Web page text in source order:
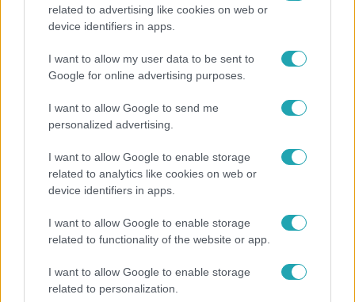
related to advertising like cookies on web or
device identifiers in apps.
I want to allow my user data to be sent to
Google for online advertising purposes.
I want to allow Google to send me
personalized advertising.
I want to allow Google to enable storage
related to analytics like cookies on web or
device identifiers in apps.
I want to allow Google to enable storage
related to functionality of the website or app.
I want to allow Google to enable storage
related to personalization.
"Nem beszélek már vele évek óta" - Édesapja
kitagadta Nagy Zsoltot